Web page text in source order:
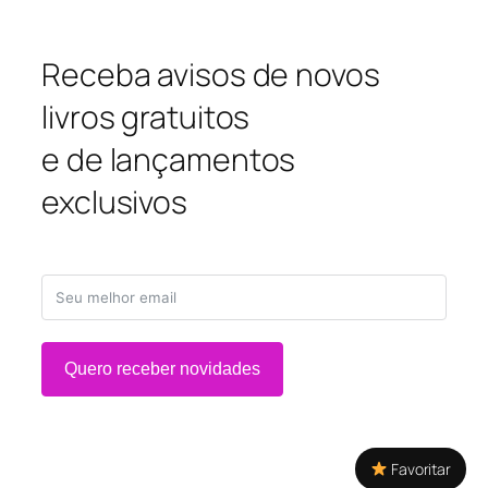
Receba avisos de novos
livros gratuitos
e de lançamentos
exclusivos
Quero receber novidades
Favoritar